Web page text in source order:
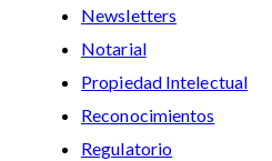
Newsletters
Notarial
Propiedad Intelectual
Reconocimientos
Regulatorio